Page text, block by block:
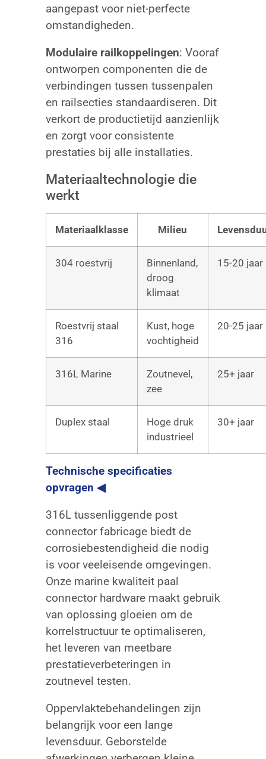
aangepast voor niet-perfecte
omstandigheden.
Modulaire railkoppelingen: Vooraf
ontworpen componenten die de
verbindingen tussen tussenpalen
en railsecties standaardiseren. Dit
verkort de productietijd aanzienlijk
en zorgt voor consistente
prestaties bij alle installaties.
Materiaaltechnologie die
werkt
Materiaalklasse Milieu
304 roestvrij
Binnenland,
droog
klimaat
15-20 jaar
Roestvrij staal
316
Kust, hoge
vochtigheid
20-25 jaar
316L Marine
Zoutnevel,
zee
25+ jaar
Duplex staal
Hoge druk
industrieel
30+ jaar
Technische specificaties
opvragen ◀
316L tussenliggende post
connector fabricage biedt de
corrosiebestendigheid die nodig
is voor veeleisende omgevingen.
Onze marine kwaliteit paal
connector hardware maakt gebruik
van oplossing gloeien om de
korrelstructuur te optimaliseren,
het leveren van meetbare
prestatieverbeteringen in
zoutnevel testen.
Oppervlaktebehandelingen zijn
belangrijk voor een lange
levensduur. Geborstelde